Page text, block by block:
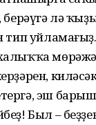
берәүгә лә
тип
эш
Был –